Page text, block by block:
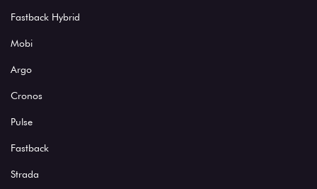
Fastback Hybrid
Mobi
Argo
Cronos
Pulse
Fastback
Strada